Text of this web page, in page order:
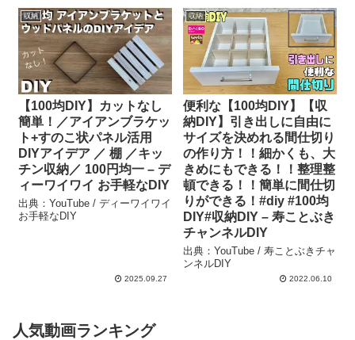
収納
【100均DIY】カットなし
簡単！／アイアンブラケッ
ト+すのこ状パネル活用
DIYアイデア ／ 棚 ／キッ
チン収納／ 100円均一 – デ
ィーワイワイ お手軽なDIY
出典：YouTube / ディーワイワイ
お手軽なDIY
2025.09.27
収納
便利な【100均DIY】【収
納DIY】引き出しに自由に
サイズを決めれる間仕切り
の作り方！！細かくも、大
きめにもできる！！整理整
頓できる！！簡単に間仕切
りができる！#diy #100均
DIY#収納DIY – 寿ことぶき
チャンネルDIY
出典：YouTube / 寿ことぶきチャ
ンネルDIY
2022.06.10
人気動画ランキング